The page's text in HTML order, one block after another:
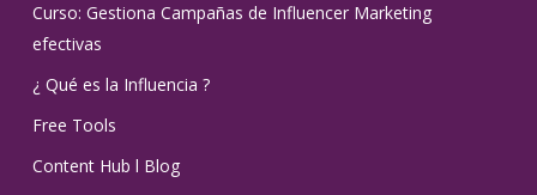
Curso: Gestiona Campañas de Influencer Marketing
efectivas
¿ Qué es la Influencia ?
Free Tools
Content Hub l Blog